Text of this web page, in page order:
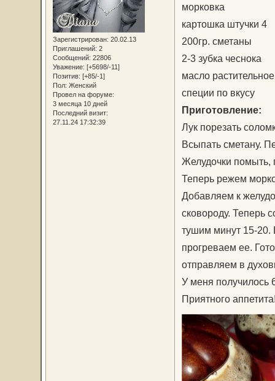
Зарегистрирован: 20.02.13
Приглашений: 2
Сообщений: 22806
Уважение: [+5698/-11]
Позитив: [+85/-1]
Пол: Женский
Провел на форуме:
3 месяца 10 дней
Последний визит:
27.11.24 17:32:39
морковка
картошка штучки 4
200гр. сметаны
2-3 зубка чеснока
масло растительное
специи по вкусу
Приготовление:
Лук порезать
Всыпать сметану.
Желудочки помыть,
Теперь режем
Добавляем к
сковороду. Теперь
тушим минут 15-20.
прогреваем ее.
отправляем в
У меня получилось
Приятного